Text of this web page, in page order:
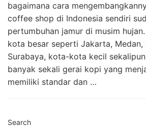
bagaimana cara
coffee shop di Indonesia sendiri
pertumbuhan jamur di musim
kota besar seperti Jakarta, Medan,
Surabaya, kota-kota kecil
banyak sekali gerai kopi yang
memiliki standar dan …
Search